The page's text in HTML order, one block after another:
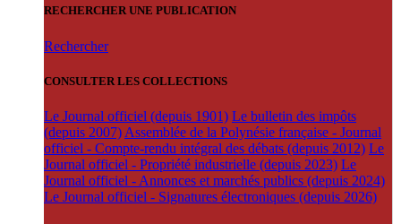
RECHERCHER UNE PUBLICATION
Rechercher
CONSULTER LES COLLECTIONS
Le Journal officiel (depuis 1901) Le bulletin des impôts
(depuis 2007) Assemblée de la Polynésie française - Journal
officiel - Compte-rendu intégral des débats (depuis 2012) Le
Journal officiel - Propriété industrielle (depuis 2023) Le
Journal officiel - Annonces et marchés publics (depuis 2024)
Le Journal officiel - Signatures électroniques (depuis 2026)